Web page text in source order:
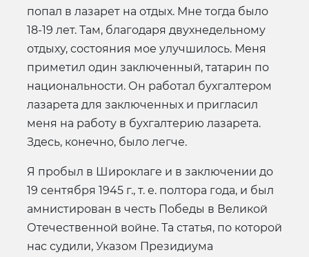
попал в лазарет на отдых. Мне тогда было
18-19 лет. Там, благодаря двухнедельному
отдыху, состояния мое улучшилось. Меня
приметил один заключенный, татарин по
национальности. Он работал бухгалтером
лазарета для заключенных и пригласил
меня на работу в бухгалтерию лазарета.
Здесь, конечно, было легче.
Я пробыл в Широклаге и в заключении до
19 сентября 1945 г., т. е. полтора года, и был
амнистирован в честь Победы в Великой
Отечественной войне. Та статья, по которой
нас судили, Указом Президиума